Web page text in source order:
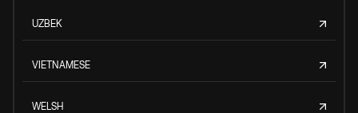
UZBEK
VIETNAMESE
WELSH